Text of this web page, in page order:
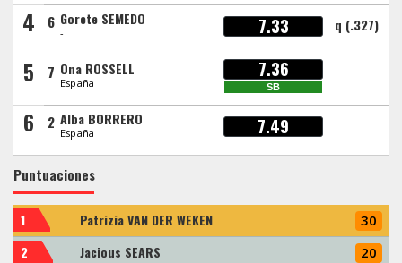
4 6 Gorete SEMEDO
- 7.33 q (.327)
5 7 Ona ROSSELL
España
7.36
SB
6 2 Alba BORRERO
España 7.49
Puntuaciones
1 Patrizia VAN DER WEKEN 30
2 Jacious SEARS 20